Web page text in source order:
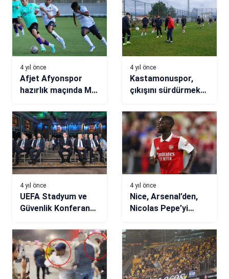
4 yıl önce
Afjet Afyonspor
hazırlık maçında MC
kaldı
4 yıl önce
Kastamonuspor,
çıkışını sürdürmek
4 yıl önce
UEFA Stadyum ve
Güvenlik Konferansı,
4 yıl önce
Nice, Arsenal’den,
Nicolas Pepe’yi